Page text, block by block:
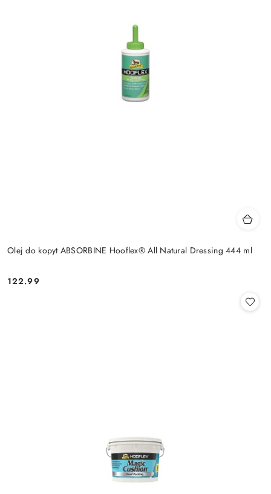
Olej do kopyt ABSORBINE Hooflex® All Natural Dressing 444 ml
Cena:
122.99